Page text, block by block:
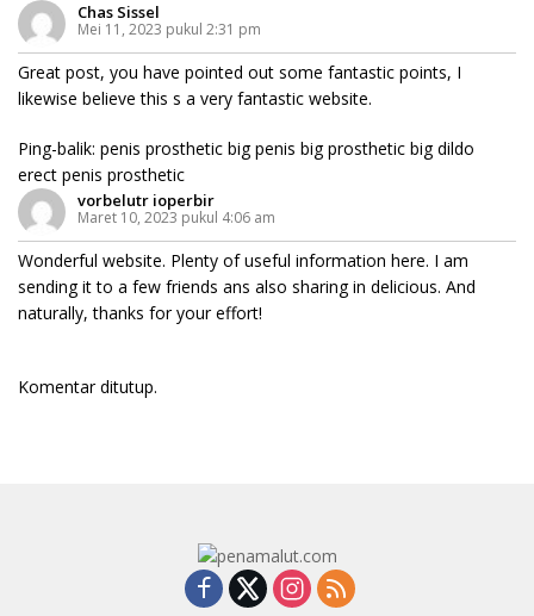
Chas Sissel
Mei 11, 2023 pukul 2:31 pm
Great post, you have pointed out some fantastic points, I
likewise believe this s a very fantastic website.
Ping-balik: penis prosthetic big penis big prosthetic big dildo
erect penis prosthetic
vorbelutr ioperbir
Maret 10, 2023 pukul 4:06 am
Wonderful website. Plenty of useful information here. I am
sending it to a few friends ans also sharing in delicious. And
naturally, thanks for your effort!
Komentar ditutup.